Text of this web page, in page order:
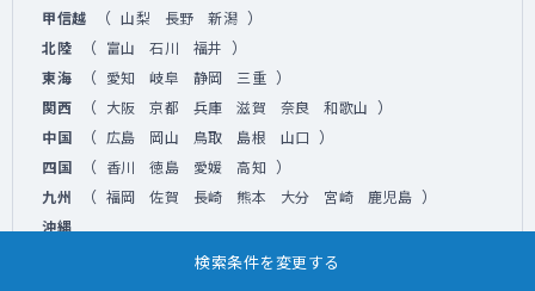
検索条件を変更する
甲信越 （ 山梨 長野 新潟 ）
北陸 （ 富山 石川 福井 ）
東海 （ 愛知 岐阜 静岡 三重 ）
関西 （ 大阪 京都 兵庫 滋賀 奈良 和歌山 ）
中国 （ 広島 岡山 鳥取 島根 山口 ）
四国 （ 香川 徳島 愛媛 高知 ）
九州 （ 福岡 佐賀 長崎 熊本 大分 宮崎 鹿児島 ）
沖縄